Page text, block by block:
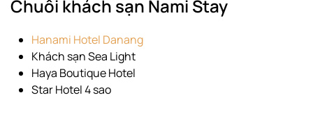
Chuỗi khách sạn Nami Stay
Hanami Hotel Danang
Khách sạn Sea Light
Haya Boutique Hotel
Star Hotel 4 sao